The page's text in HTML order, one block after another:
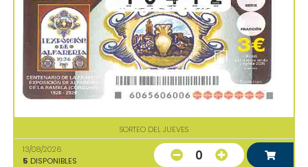
SORTEO DEL JUEVES
13/08/2026
5 DISPONIBLES 0